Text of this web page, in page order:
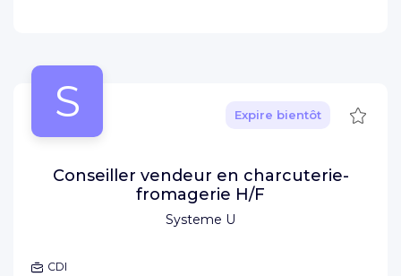
S
Systeme U
Expire bientôt
Conseiller vendeur en charcuterie-
fromagerie H/F
CDI